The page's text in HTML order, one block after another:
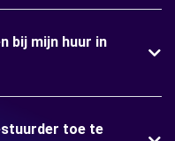
bij mijn huur in
toe te